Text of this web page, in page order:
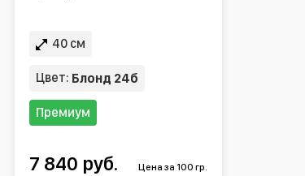
40 см
Цвет: Блонд 24б
Премиум
7 840 руб. Цена за 100 гр.